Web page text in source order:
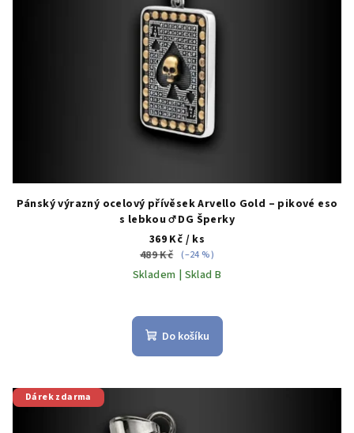
Pánský výrazný ocelový přívěsek Arvello Gold – pikové eso
s lebkou ♂️ DG Šperky
369 Kč / ks
489 Kč (–24 %)
Skladem | Sklad B
Do košíku
Dárek zdarma